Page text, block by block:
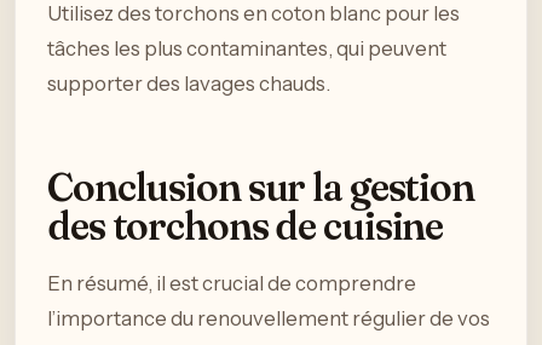
Utilisez des torchons en coton blanc pour les
tâches les plus contaminantes, qui peuvent
supporter des lavages chauds.
Conclusion sur la gestion
des torchons de cuisine
En résumé, il est crucial de comprendre
l’importance du renouvellement régulier de vos